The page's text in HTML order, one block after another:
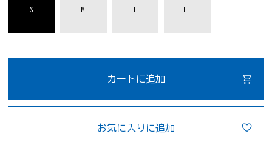
S M
カートに追加
お気に入りに追加